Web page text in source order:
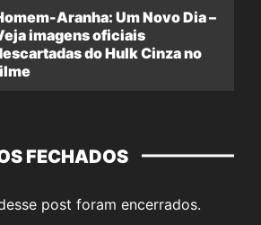
Aranha: Um Novo Dia –
imagens oficiais
do Hulk Cinza no
FECHADOS
post foram encerrados.